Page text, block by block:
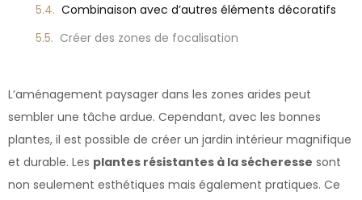
Combinaison avec d’autres éléments décoratifs
Créer des zones de focalisation
L’aménagement paysager dans les zones arides peut
sembler une tâche ardue. Cependant, avec les bonnes
plantes, il est possible de créer un jardin intérieur magnifique
et durable. Les plantes résistantes à la sécheresse sont
non seulement esthétiques mais également pratiques. Ce